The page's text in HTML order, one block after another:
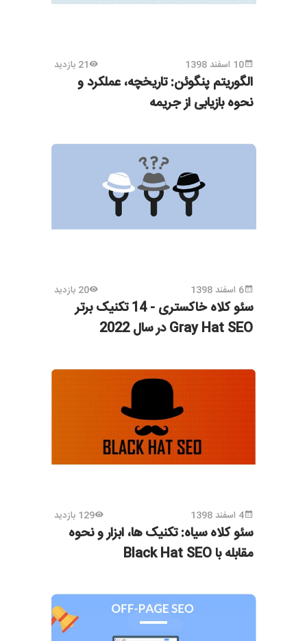
10 اسفند 1398 21 بازدید
الگوریتم پنگوئن: تاریخچه، عملکرد و
نحوه بازیابی از جریمه
6 اسفند 1398 20 بازدید
سئو کلاه خاکستری - 14 تکنیک برتر
Gray Hat SEO در سال 2022
4 اسفند 1398 129 بازدید
سئو کلاه سیاه: تکنیک ها، ابزار و نحوه
مقابله با Black Hat SEO